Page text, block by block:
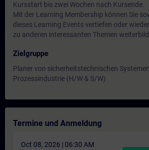
Kursstart bis zwei Wochen nach Kursende.
Mit der Learning Membership können Sie
dieses Learning Events vertiefen oder
zu anderen interessanten Themen
Zielgruppe
Planer von sicherheitstechnischen
Prozessindustrie (H/W & S/W)
Termine und Anmeldung
Oct 08, 2026 | 06:30 AM